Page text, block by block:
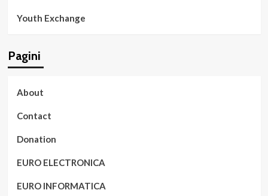
Youth Exchange
Pagini
About
Contact
Donation
EURO ELECTRONICA
EURO INFORMATICA